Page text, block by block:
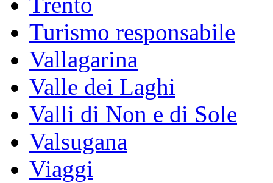
Turismo responsabile
Vallagarina
Valle dei Laghi
Valli di Non e di Sole
Valsugana
Viaggi